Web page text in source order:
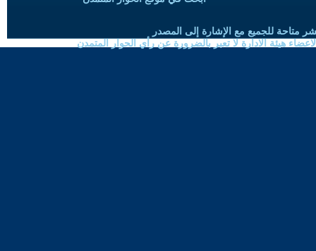
متاحة للجميع مع الإشارة إلى المصدر
هيئة الادارة لا تعبر بالضرورة عن رأي الحوار المتمدن